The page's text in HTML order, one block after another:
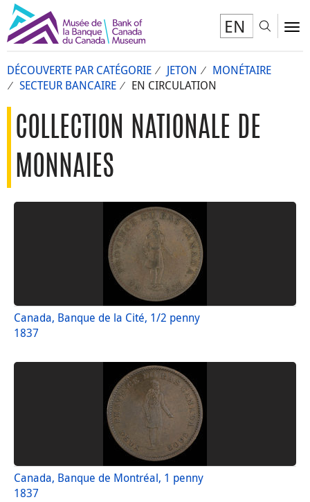
EN
DÉCOUVERTE PAR CATÉGORIE JETON
MONÉTAIRE
SECTEUR BANCAIRE
EN CIRCULATION
COLLECTION NATIONALE DE
MONNAIES
Canada, Banque de la Cité, 1/2 penny
1837
Canada, Banque de Montréal, 1 penny
1837